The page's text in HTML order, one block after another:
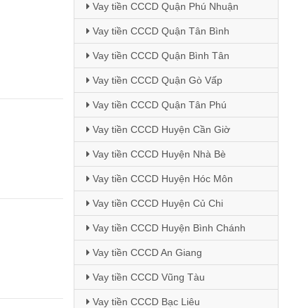
Vay tiền CCCD Quận Phú Nhuận
Vay tiền CCCD Quận Tân Bình
Vay tiền CCCD Quận Bình Tân
Vay tiền CCCD Quận Gò Vấp
Vay tiền CCCD Quận Tân Phú
Vay tiền CCCD Huyện Cần Giờ
Vay tiền CCCD Huyện Nhà Bè
Vay tiền CCCD Huyện Hóc Môn
Vay tiền CCCD Huyện Củ Chi
Vay tiền CCCD Huyện Bình Chánh
Vay tiền CCCD An Giang
Vay tiền CCCD Vũng Tàu
Vay tiền CCCD Bạc Liêu